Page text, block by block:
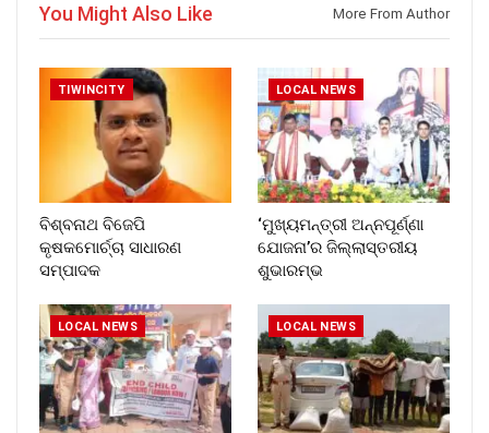
You Might Also Like More From Author
TIWINCITY
ବିଶ୍ବନାଥ ବିଜେପି
କୃଷକମୋର୍ଚ୍ଚା ସାଧାରଣ
ସମ୍ପାଦକ
LOCAL NEWS
‘ମୁଖ୍ୟମନ୍ତ୍ରୀ ଅନ୍ନପୂର୍ଣ୍ଣା
ଯୋଜନା’ର ଜିଲ୍ଲାସ୍ତରୀୟ
ଶୁଭାରମ୍ଭ
LOCAL NEWS LOCAL NEWS